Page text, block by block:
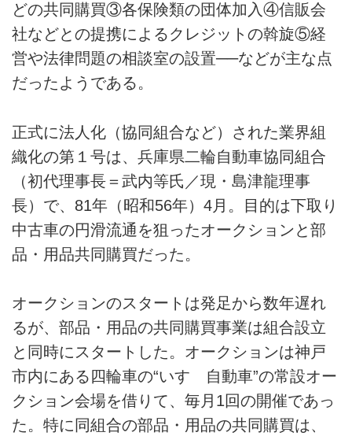
どの共同購買③各保険類の団体加入④信販会
社などとの提携によるクレジットの斡旋⑤経
営や法律問題の相談室の設置──などが主な点
だったようである。
正式に法人化（協同組合など）された業界組
織化の第１号は、兵庫県二輪自動車協同組合
（初代理事長＝武内等氏／現・島津龍理事
長）で、81年（昭和56年）4月。目的は下取り
中古車の円滑流通を狙ったオークションと部
品・用品共同購買だった。
オークションのスタートは発足から数年遅れ
るが、部品・用品の共同購買事業は組合設立
と同時にスタートした。オークションは神戸
市内にある四輪車の“いすゞ自動車”の常設オー
クション会場を借りて、毎月1回の開催であっ
た。特に同組合の部品・用品の共同購買は、